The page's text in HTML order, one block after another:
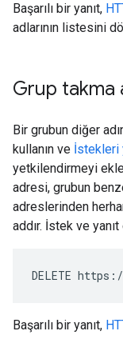
Başarılı bir yanıt,
adlarının listesini
Grup takma
Bir grubun diğer
kullanın ve İstekleri
yetkilendirmeyi
adresi, grubun
adreslerinden
addır. İstek ve
DELETE
Başarılı bir yanıt,